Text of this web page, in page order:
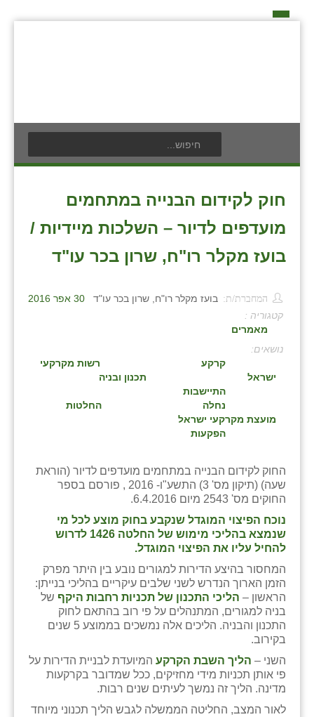
חוק לקידום הבנייה במתחמים
מועדפים לדיור – השלכות מיידיות /
בועז מקלר רו"ח, שרון בכר עו"ד
30 אפר 2016 המחברת/ת: בועז מקלר רו"ח, שרון בכר עו"ד
קטגוריה :
מאמרים
:
קרקע
רשות מקרקעי
ישראל
תכנון ובניה
התיישבות
נחלה
החלטות
מועצת מקרקעי ישראל
הפקעות
החוק לקידום הבנייה במתחמים מועדפים לדיור (הוראת
שעה) (תיקון מס' 3) התשע"ו- 2016 , פורסם בספר
החוקים מס' 2543 מיום 6.4.2016.
נוכח הפיצוי המוגדל שנקבע בחוק מוצע לכל מי
שנמצא בהליכי מימוש של החלטה 1426 לדרוש
להחיל עליו את הפיצוי המוגדל.
המחסור בהיצע הדירות למגורים נובע בין היתר מפרק
הזמן הארוך הנדרש לשני שלבים עיקריים בהליכי בנייתן:
הראשון – הליכי התכנון של תכניות רחבות היקף של
בניה למגורים, המתנהלים על פי רוב בהתאם לחוק
התכנון והבניה. הליכים אלה נמשכים בממוצע 5 שנים
בקירוב.
השני – הליך השבת הקרקע המיועדת לבניית הדירות על
פי אותן תכניות מידי מחזיקים, ככל שמדובר בקרקעות
מדינה. הליך זה נמשך לעיתים שנים רבות.
לאור המצב, החליטה הממשלה לגבש הליך תכנוני מיוחד
בעלי תפקיד בתנועה
חברי מזכירות האיחוד החקלאי
חברי ועדת הביקורת
ועידות האיחוד החקלאי
אילניה
בני נצרים
בני ציון
ֿגבעת שפירא
גן השומרון
גני עם
גני יהודה
ורד יריחו
דקל
זוהר
הדר עם
חבצלת השרון
לוח אירועים